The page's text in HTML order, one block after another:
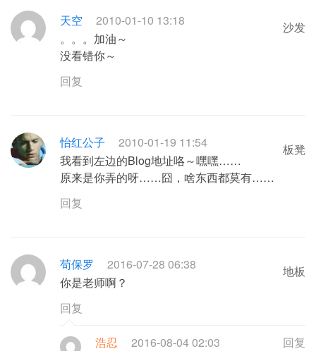
沙发
天空
2010-01-10 13:18
。。。加油～
没看错你～
回复
板凳
怡红公子
2010-01-19 11:54
我看到左边的Blog地址咯～嘿嘿……
原来是你弄的呀……囧，啥东西都莫有……
回复
地板
苟保罗
2016-07-28 06:38
你是老师啊？
回复
回复
浩忍
2016-08-04 02:03